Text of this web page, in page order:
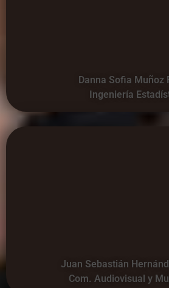
Danna Sofia Muñoz
Ingeniería
Juan Sebastián
Com. Audiovisual y